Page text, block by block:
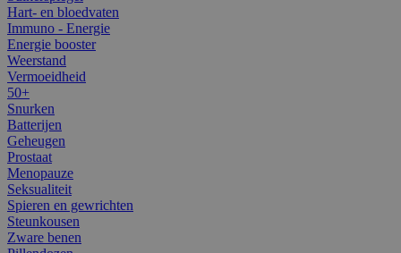
Hart- en bloedvaten
Immuno - Energie
Energie booster
Weerstand
Vermoeidheid
50+
Snurken
Batterijen
Geheugen
Prostaat
Menopauze
Seksualiteit
Spieren en gewrichten
Steunkousen
Zware benen